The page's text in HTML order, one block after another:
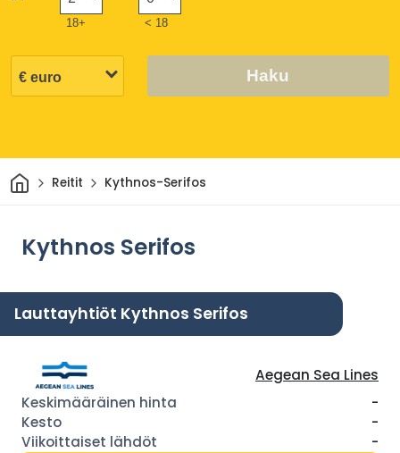
18+ < 18
Haku
KotiinReitit Kythnos-Serifos
Kythnos Serifos
Lauttayhtiöt Kythnos Serifos
Aegean Sea Lines
-
-
-